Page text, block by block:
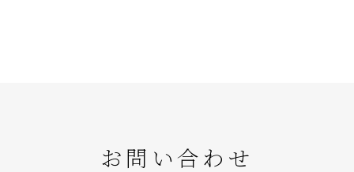
お問い合わせ